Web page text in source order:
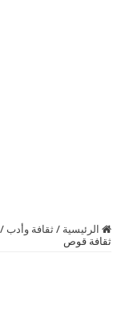
الرئيسية / ثقافة وأدب /
ثقافة قوص